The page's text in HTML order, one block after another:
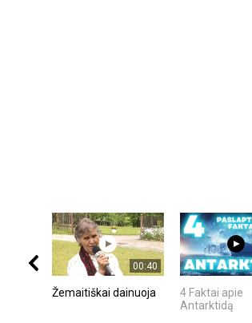
00:40
Žemaitiškai dainuoja
4 Faktai apie
Antarktidą